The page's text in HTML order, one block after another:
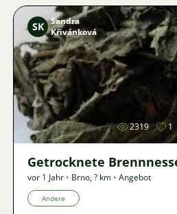
Bild
SK
Sandra
Křivánková
2319 1
Getrocknete
vor 1 Jahr • Brno,? km • Angebot
Andere